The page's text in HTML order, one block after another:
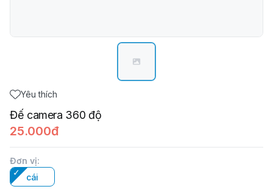
Yêu thích
Đế camera 360 độ
25.000đ
Đơn vị:
cái